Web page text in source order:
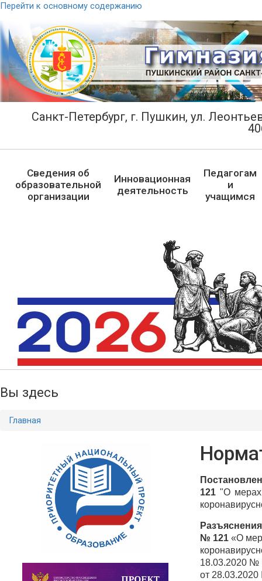
Перейти к основному содержанию
Санкт-Петербург, г. Пушкин, ул.
Сведения об
образовательной
организации
Инновационная
деятельность
Педагогам
и
учащимся
Вы здесь
Главная
121 "О мерах
№ 121«О
18.03.2020 №
от